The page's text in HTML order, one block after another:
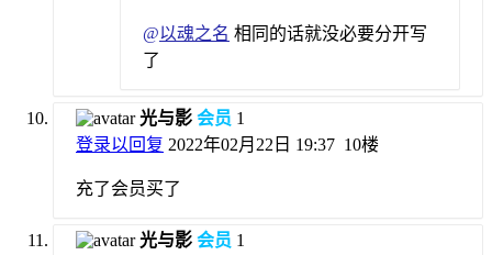
@以魂之名 相同的话就没必要分开写
了
光与影 会员 1
登录以回复 2022年02月22日 19:37 10楼
充了会员买了
光与影 会员 1